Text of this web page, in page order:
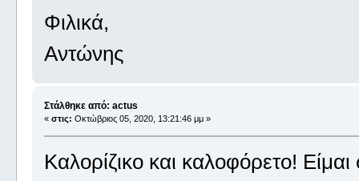
Φιλικά,
Αντώνης
Στάλθηκε από: actus
« στις: Οκτώβριος 05, 2020, 13:21:46 μμ »
Καλορίζικο και καλοφόρετο!